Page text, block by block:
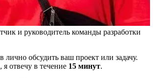
и руководитель команды разработки
лично обсудить ваш проект или задачу.
я отвечу в течение 15 минут.